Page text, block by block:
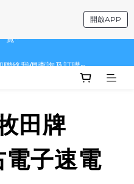
開啟APP
田牌
子速電